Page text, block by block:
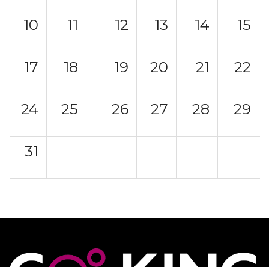
10 11 12 13 14 15
17 18 19 20 21 22
24 25 26 27 28 29
31